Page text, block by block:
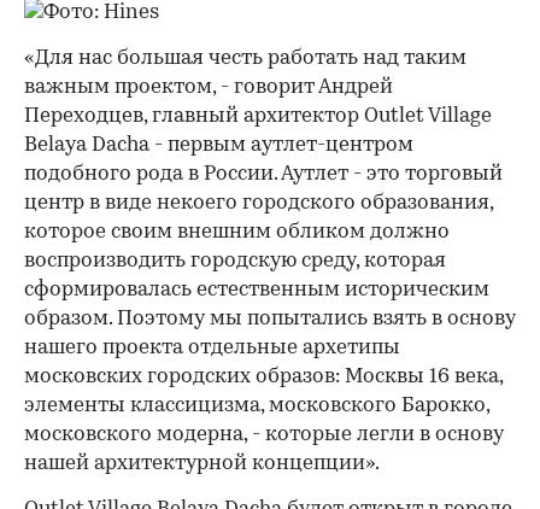
«Для нас большая честь работать над таким
важным проектом, - говорит Андрей
Переходцев, главный архитектор Outlet Village
Belaya Dacha - первым аутлет-центром
подобного рода в России. Аутлет - это торговый
центр в виде некоего городского образования,
которое своим внешним обликом должно
воспроизводить городскую среду, которая
сформировалась естественным историческим
образом. Поэтому мы попытались взять в основу
нашего проекта отдельные архетипы
московских городских образов: Москвы 16 века,
элементы классицизма, московского Барокко,
московского модерна, - которые легли в основу
нашей архитектурной концепции».